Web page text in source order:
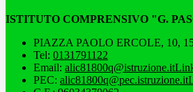
ISTITUTO COMPRENSIVO "G.
PIAZZA PAOLO ERCOLE, 10,
Tel: 0131791122
Email: alic81800q@istruzione.it
PEC: alic81800q@pec.istruzione.it